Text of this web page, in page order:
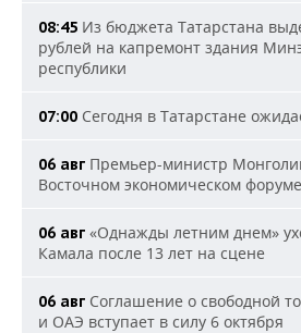
08:45 Из бюджета Татарстана
рублей на капремонт здания
республики
07:00 Сегодня в Татарстане
06 авг Премьер-министр
Восточном экономическом форуме
06 авг «Однажды летним днем»
Камала после 13 лет на сцене
06 авг Соглашение о свободной
и ОАЭ вступает в силу 6 октября